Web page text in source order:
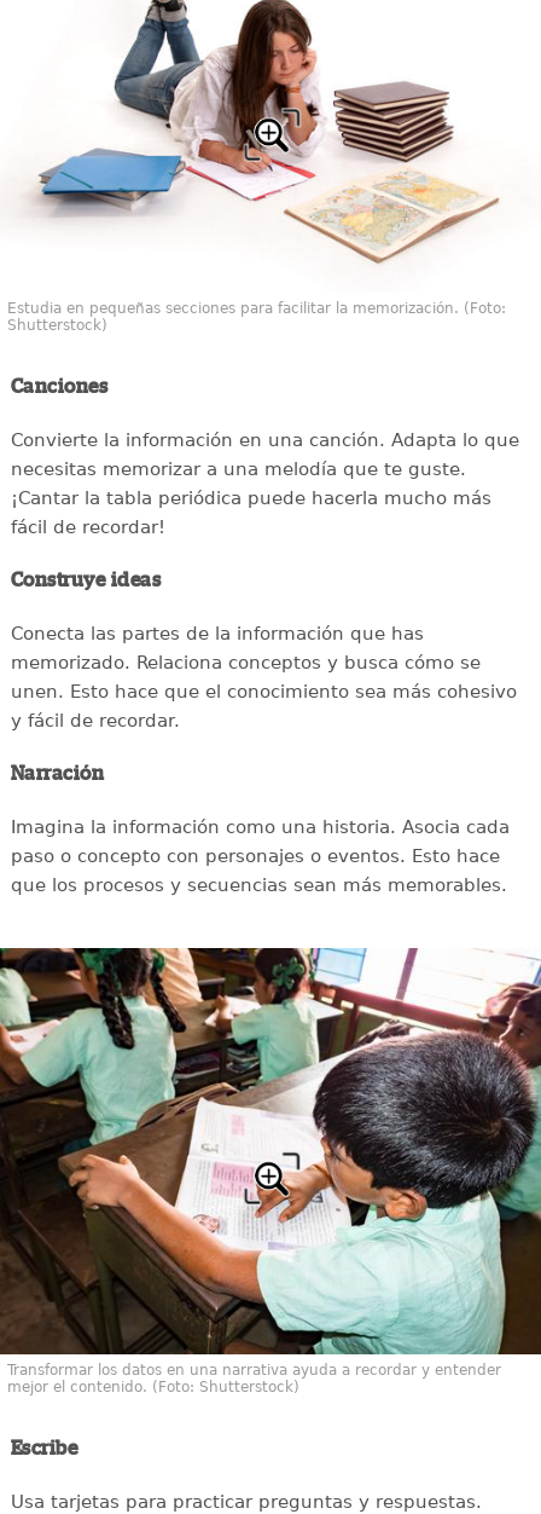
Estudia en pequeñas secciones para facilitar la memorización. (Foto:
Shutterstock)
Canciones
Convierte la información en una canción. Adapta lo que
necesitas memorizar a una melodía que te guste.
¡Cantar la tabla periódica puede hacerla mucho más
fácil de recordar!
Construye ideas
Conecta las partes de la información que has
memorizado. Relaciona conceptos y busca cómo se
unen. Esto hace que el conocimiento sea más cohesivo
y fácil de recordar.
Narración
Imagina la información como una historia. Asocia cada
paso o concepto con personajes o eventos. Esto hace
que los procesos y secuencias sean más memorables.
Transformar los datos en una narrativa ayuda a recordar y entender
mejor el contenido. (Foto: Shutterstock)
Escribe
Usa tarjetas para practicar preguntas y respuestas.